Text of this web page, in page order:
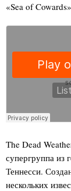
«Sea of
The Dead
супергруппа из
Теннесси.
нескольких